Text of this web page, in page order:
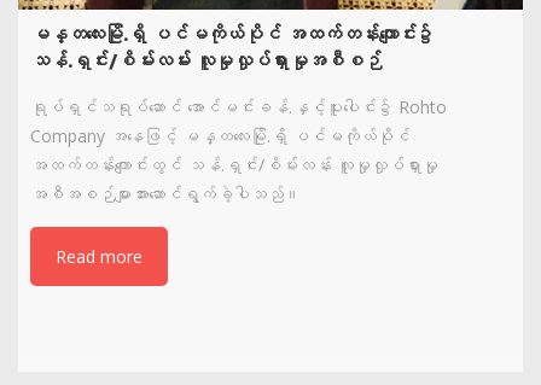
မန္တလေးမြို.ရှိ ပင်မကိုယ်ပိုင် အထက်တန်းကျောင်း၌
သန်.ရှင်း/စိမ်းလမ်း လူမှုလှုပ်ရှားမှုအစီစဉ်
ရုပ်ရှင်သရုပ်ဆောင် အောင်မင်းခန်.နှင့်ပူးပေါင်း၌ Rohto
Company အနေဖြင့် မန္တလေးမြို.ရှိ ပင်မကိုယ်ပိုင်
အထက်တန်းကျောင်းတွင် သန်.ရှင်း/စိမ်းလန်း လူမှုလှုပ်ရှားမှု
အစီအစဉ်များအားဆောင်ရွက်ခဲ့ပါသည်။
Read more